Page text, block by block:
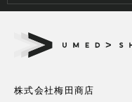
株式会社梅田商店